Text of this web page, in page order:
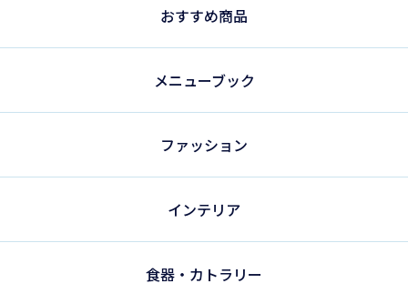
おすすめ商品
メニューブック
ファッション
インテリア
食器・カトラリー